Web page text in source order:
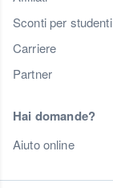
Sconti per studenti
Carriere
Partner
Hai domande?
Aiuto online